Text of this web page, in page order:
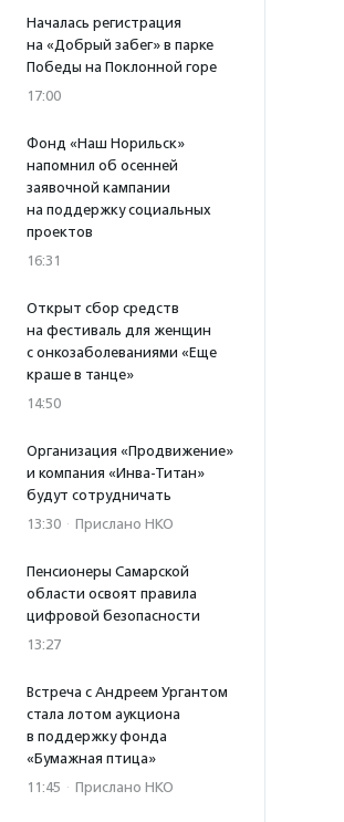
Началась регистрация
на «Добрый забег» в парке
Победы на Поклонной горе
17:00
Фонд «Наш Норильск»
напомнил об осенней
заявочной кампании
на поддержку социальных
проектов
16:31
Открыт сбор средств
на фестиваль для женщин
с онкозаболеваниями «Еще
краше в танце»
14:50
Организация «Продвижение»
и компания «Инва-Титан»
будут сотрудничать
13:30 · Прислано НКО
Пенсионеры Самарской
области освоят правила
цифровой безопасности
13:27
Встреча с Андреем Ургантом
стала лотом аукциона
в поддержку фонда
«Бумажная птица»
11:45 · Прислано НКО